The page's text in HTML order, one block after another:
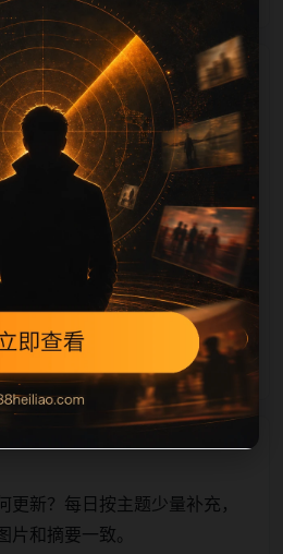
也跟随主关键词、栏目词和文
容缺少图片，将使用同主题默
、描述为空、正文摘要不足或
进入发布队列。本页还加入常见
户从一个入口跳转到同类页
容，提升停留时间和页面可抓取
建设页，重点承担栏目深度补
采集归类的承接作用。
更新？每日按主题少量补充，
片和摘要一致。